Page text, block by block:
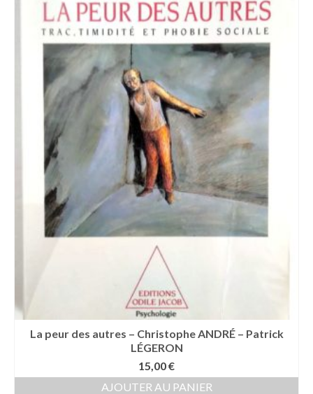
La peur des autres – Christophe ANDRÉ – Patrick
LÉGERON
15,00€
AJOUTER AU PANIER